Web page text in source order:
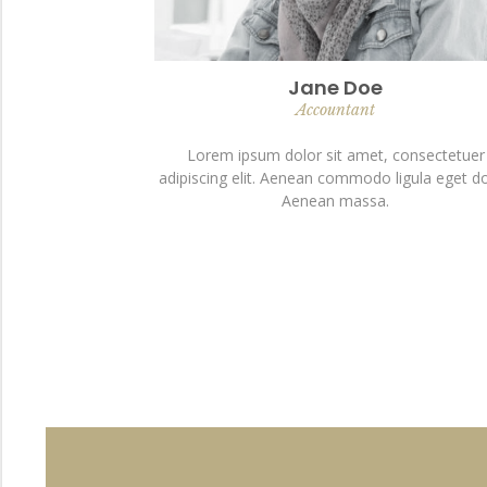
Jane Doe
Accountant
Lorem ipsum dolor sit amet, consectetuer
adipiscing elit. Aenean commodo ligula eget
Aenean massa.